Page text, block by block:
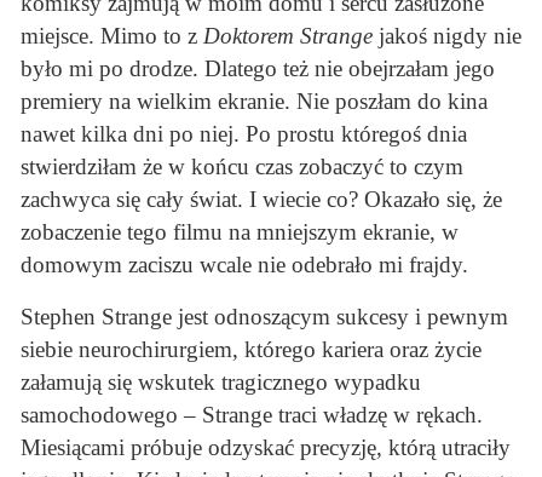
miejsce. Mimo to z Doktorem Strangejakoś nigdy nie
było mi po drodze. Dlatego też nie obejrzałam jego
premiery na wielkim ekranie. Nie poszłam do kina
nawet kilka dni po niej. Po prostu któregoś dnia
stwierdziłam że w końcu czas zobaczyć to czym
zachwyca się cały świat. I wiecie co? Okazało się, że
zobaczenie tego filmu na mniejszym ekranie, w
domowym zaciszu wcale nie odebrało mi frajdy.
Stephen Strange jest odnoszącym sukcesy i pewnym
siebie neurochirurgiem, którego kariera oraz życie
załamują się wskutek tragicznego wypadku
samochodowego – Strange traci władzę w rękach.
Miesiącami próbuje odzyskać precyzję, którą utraciły